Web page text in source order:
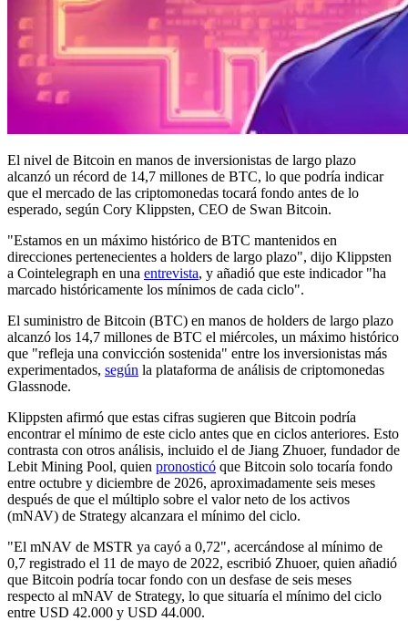
El nivel de Bitcoin en manos de inversionistas de largo plazo
alcanzó un récord de 14,7 millones de BTC, lo que podría indicar
que el mercado de las criptomonedas tocará fondo antes de lo
esperado, según Cory Klippsten, CEO de Swan Bitcoin.
"Estamos en un máximo histórico de BTC mantenidos en
direcciones pertenecientes a holders de largo plazo", dijo Klippsten
a Cointelegraph en una entrevista, y añadió que este indicador "ha
marcado históricamente los mínimos de cada ciclo".
El suministro de Bitcoin (BTC) en manos de holders de largo plazo
alcanzó los 14,7 millones de BTC el miércoles, un máximo histórico
que "refleja una convicción sostenida" entre los inversionistas más
experimentados, según la plataforma de análisis de criptomonedas
Glassnode.
Klippsten afirmó que estas cifras sugieren que Bitcoin podría
encontrar el mínimo de este ciclo antes que en ciclos anteriores. Esto
contrasta con otros análisis, incluido el de Jiang Zhuoer, fundador de
Lebit Mining Pool, quien pronosticó que Bitcoin solo tocaría fondo
entre octubre y diciembre de 2026, aproximadamente seis meses
después de que el múltiplo sobre el valor neto de los activos
(mNAV) de Strategy alcanzara el mínimo del ciclo.
"El mNAV de MSTR ya cayó a 0,72", acercándose al mínimo de
0,7 registrado el 11 de mayo de 2022, escribió Zhuoer, quien añadió
que Bitcoin podría tocar fondo con un desfase de seis meses
respecto al mNAV de Strategy, lo que situaría el mínimo del ciclo
entre USD 42.000 y USD 44.000.